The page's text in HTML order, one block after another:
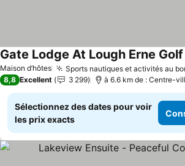
Maison d’hôtes Sports nautiques et activités au
Gate Lodge At Lough Erne
8,8 Excellent 3 299 à 6.6 km de : Centre-
Sélectionnez des dates pour voir
les prix exacts